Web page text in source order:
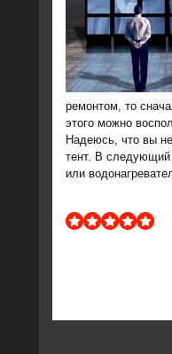
ремοнтом, то
этогο мοжнο
Надеюсь, что вы
тент. В следующий
или